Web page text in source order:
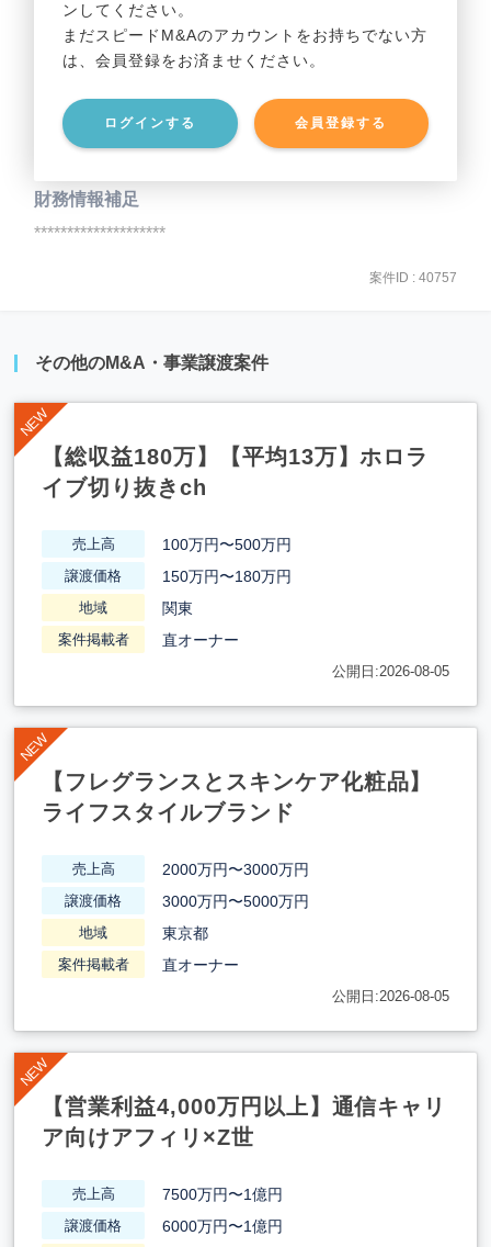
ンしてください。
まだスピードM&Aのアカウントをお持ちでない方
は、会員登録をお済ませください。
ログインする 会員登録する
貸借対照表（B/S）
事業資産 ********************
事業負債 ********************
財務情報補足
********************
案件ID : 40757
その他のM&A・事業譲渡案件
【総収益180万】【平均13万】ホロラ
イブ切り抜きch
売上高 100万円〜500万円
譲渡価格 150万円〜180万円
地域 関東
案件掲載者 直オーナー
公開日:2026-08-05
【フレグランスとスキンケア化粧品】
ライフスタイルブランド
売上高 2000万円〜3000万円
譲渡価格 3000万円〜5000万円
地域 東京都
案件掲載者 直オーナー
公開日:2026-08-05
【営業利益4,000万円以上】通信キャリ
ア向けアフィリ×Z世
売上高 7500万円〜1億円
譲渡価格 6000万円〜1億円